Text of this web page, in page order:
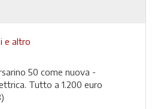
50 come nuova -
Tutto a 1.200 euro